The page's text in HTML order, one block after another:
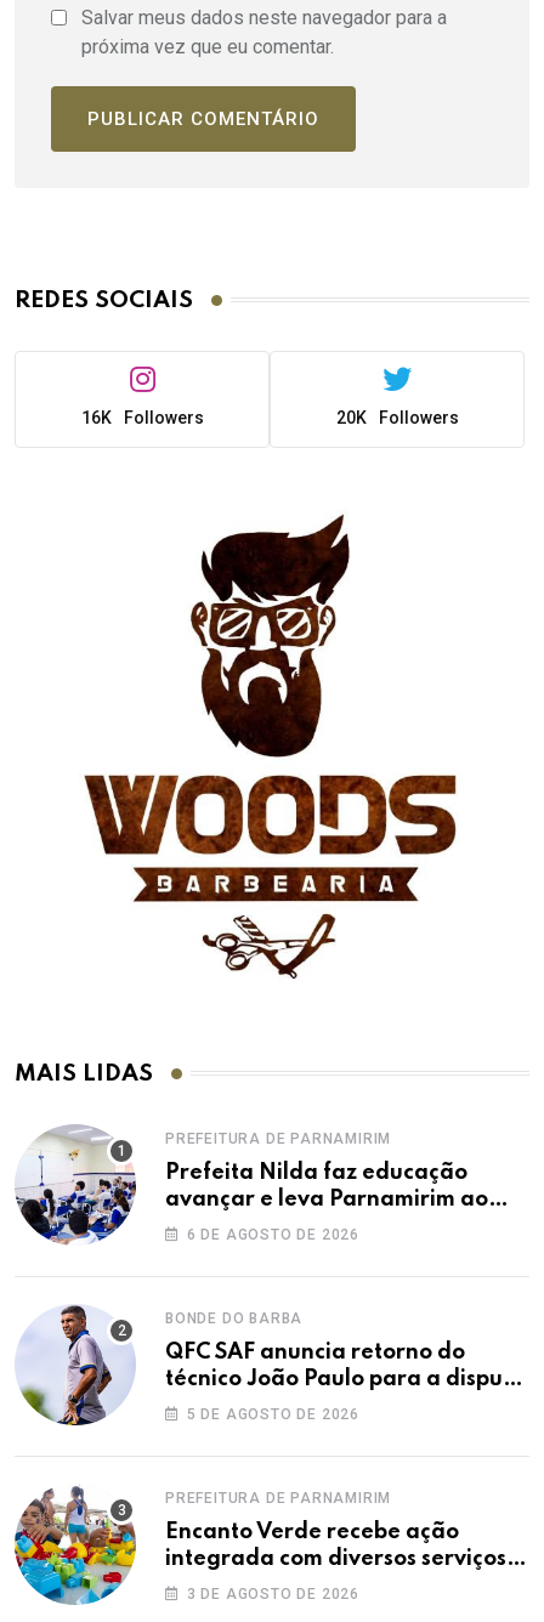
Salvar meus dados neste navegador para a
próxima vez que eu comentar.
REDES SOCIAIS
16K Followers 20K Followers
MAIS LIDAS
PREFEITURA DE PARNAMIRIM
Prefeita Nilda faz educação
avançar e leva Parnamirim ao
maior IDEB da história dos anos
6 DE AGOSTO DE 2026
BONDE DO BARBA
QFC SAF anuncia retorno do
técnico João Paulo para a disputa
da elite do Campeonato Potiguar
5 DE AGOSTO DE 2026
PREFEITURA DE PARNAMIRIM
Encanto Verde recebe ação
integrada com diversos serviços
gratuitos à população
3 DE AGOSTO DE 2026